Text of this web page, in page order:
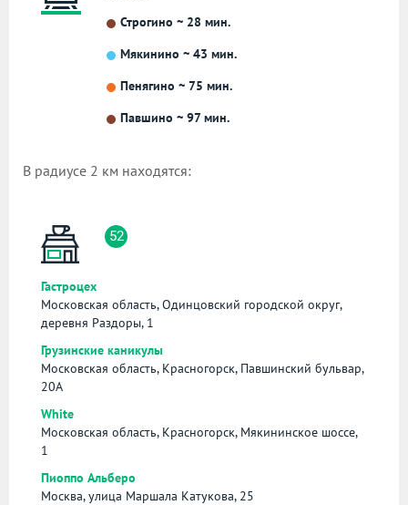
Строгино ~ 28 мин.
Мякинино ~ 43 мин.
Пенягино ~ 75 мин.
Павшино ~ 97 мин.
В радиусе 2 км находятся:
52
Гастроцех
Московская область, Одинцовский городской округ,
деревня Раздоры, 1
Грузинские каникулы
Московская область, Красногорск, Павшинский бульвар,
20А
White
Московская область, Красногорск, Мякининское шоссе,
1
Пиоппо Альберо
Москва, улица Маршала Катукова, 25